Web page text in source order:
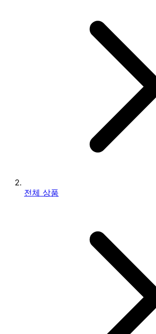
전체 상품